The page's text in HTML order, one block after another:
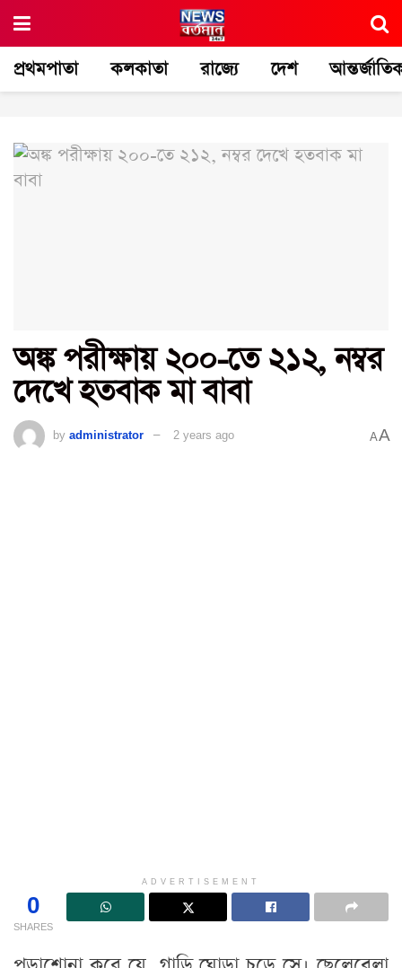
প্রথমপাতা কলকাতা রাজ্যে দেশ
অঙ্ক পরীক্ষায় ২০০-তে ২১২, নম্বর
দেখে হতবাক মা বাবা
by administrator 2 years ago AA
ADVERTISEMENT
0
SHARES